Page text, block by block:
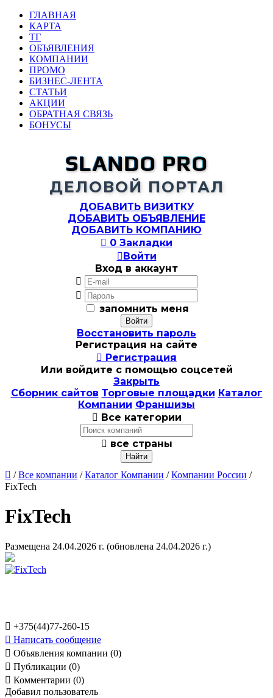
ГЛАВНАЯ
КАРТА
ТГ
ОБЪЯВЛЕНИЯ
КОМПАНИИ
ПРОМО
БИЗНЕС-ЛЕНТА
СТАТЬИ
АКЦИИ
ОБРАТНАЯ СВЯЗЬ
БОНУСЫ
SLANDO PRO
ДЕЛОВОЙ ПОРТАЛ
ДОБАВИТЬ ВИЗИТКУ
ДОБАВИТЬ ОБЪЯВЛЕНИЕ
ДОБАВИТЬ КОМПАНИЮ
 0 Закладки
Войти
Вход в аккаунт


запомнить меня
Восстановить пароль
Регистрация на сайте
 Регистрация
Или войдите с помощью соцсетей
Закрыть
Сборник сайтов Торговые площадки Каталог
Компании Франшизы
 Все категории
 все страны
 /Все компании /Каталог Компании /Компании России /
FixTech
FixTech
Размещена 24.04.2026 г. (обновлена 24.04.2026 г.)
 +375(44)77-260-15
 Написать сообщение
 Объявления компании (0)
 Публикации (0)
 Комментарии (0)
Добавил пользователь